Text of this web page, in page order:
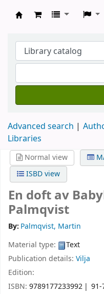
Advanced search
Libraries
Normal view
ISBD view
En doft av
Palmqvist
By: Palmqvist, Martin
Material type:
Text
Publication details: Vilja
Edition:
ISBN: 9789177233992
91-